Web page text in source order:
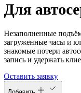
Для
Незаполненные
загруженные часы и
знакомые потери
запись и удержать
Оставить заявку